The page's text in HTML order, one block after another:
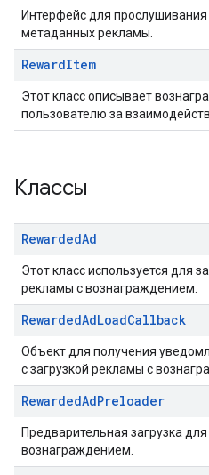
Интерфейс для
метаданных рекламы.
RewardItem
Этот класс описывает
пользователю за
Классы
RewardedAd
Этот класс используется для
рекламы с вознаграждением.
RewardedAdLoadCallback
Объект для получения
с загрузкой рекламы с
RewardedAdPreloader
Предварительная загрузка
вознаграждением.